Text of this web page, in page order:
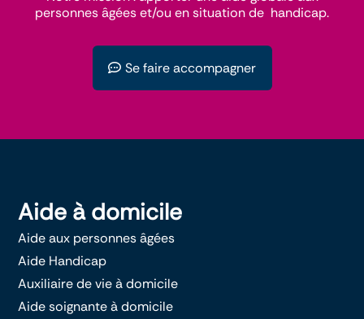
personnes âgées et/ou en situation de handicap.
Se faire accompagner
Aide à domicile
Aide aux personnes âgées
Aide Handicap
Auxiliaire de vie à domicile
Aide soignante à domicile